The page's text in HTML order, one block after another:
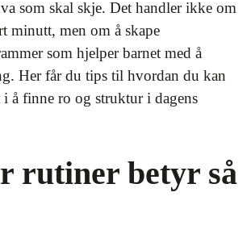
som skal skje. Det handler ikke om
minutt, men om å skape
som hjelper barnet med å
Her får du tips til hvordan du kan
i å finne ro og struktur i dagens
rutiner betyr så